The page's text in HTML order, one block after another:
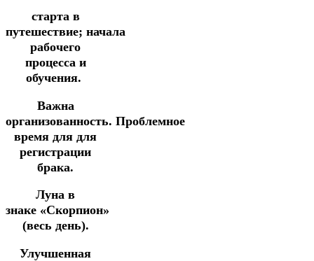
старта в
путешествие; начала
рабочего
процесса и
обучения.
Важна
организованность. Проблемное
время для для
регистрации
брака.
Луна в
знаке «Скорпион»
(весь день).
Улучшенная